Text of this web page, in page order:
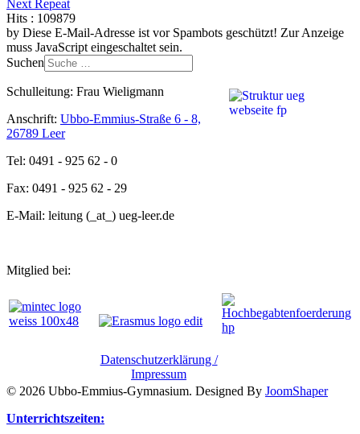
Next Repeat
Hits : 109879
by Diese E-Mail-Adresse ist vor Spambots geschützt! Zur Anzeige
muss JavaScript eingeschaltet sein.
Suchen
Schulleitung: Frau Wieligmann
Anschrift: Ubbo-Emmius-Straße 6 - 8,
26789 Leer
Tel: 0491 - 925 62 - 0
Fax: 0491 - 925 62 - 29
E-Mail: leitung (_at_) ueg-leer.de
Mitglied bei:
Datenschutzerklärung /
Impressum
© 2026 Ubbo-Emmius-Gymnasium. Designed By JoomShaper
Unterrichtszeiten: